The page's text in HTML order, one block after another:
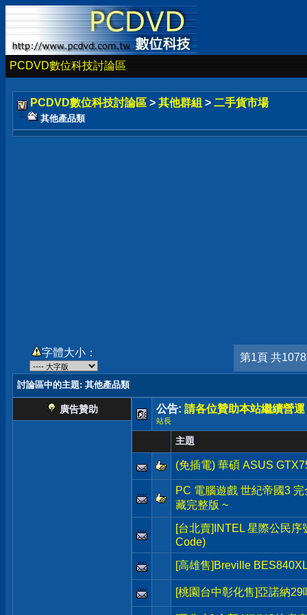
PCDVD數位科技討論區
PCDVD數位科技討論區 > 其他群組 > 二手貨市場
其他產品類
字體大小： 第1頁 共
討論區中的主題: 其他產品類
廣告贊助 公告: 請各位贊助本站繼續營運
站長
主題
(免插電) 華碩 ASUS
PC 電腦遊戲 世紀帝國3
藏完整版 ~
[台北賣]INTEL 星際公民
Code)
[高雄售]Breville
[桃園台中彰化售]亞諾納